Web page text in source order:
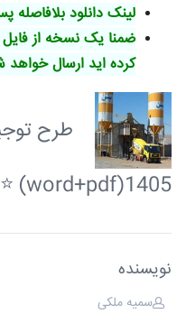
لینک دانلود
ضمنا یک نسخه از
کرده اید ارسال
طرح
1405(word+pdf) ⭐ احداث بچینگ
نویسنده
سمیه ملکی